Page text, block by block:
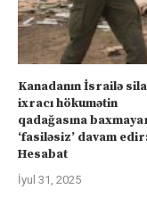
Kanadanın İsrailə
ixracı hökumətin
qadağasına
‘fasiləsiz’ davam
Hesabat
İyul 31, 2025